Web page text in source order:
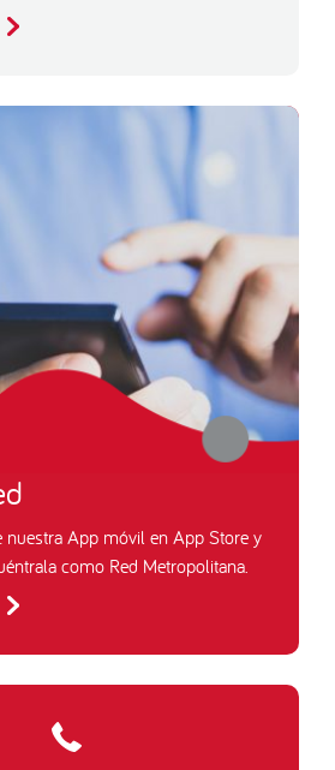
nuestra App móvil en App Store y
como Red Metropolitana.